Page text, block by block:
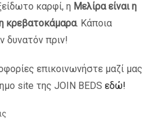
καρφί, η Μελίρα είναι η
κρεβατοκάμαρα. Κάποια
δυνατόν πριν!
επικοινωνήστε μαζί μας
site της JOIN BEDS εδώ!